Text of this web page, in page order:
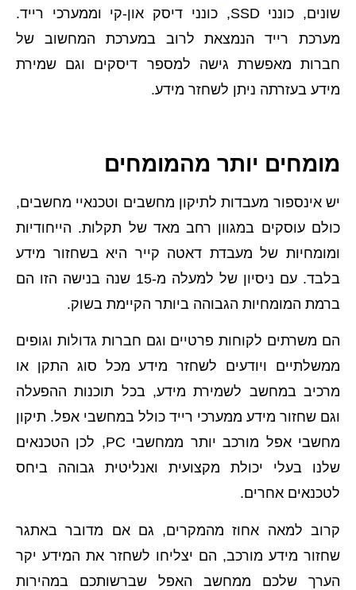
שונים, כונני SSD, כונני דיסק און-קי וממערכי רייד.
מערכת רייד הנמצאת לרוב במערכת המחשוב של
חברות מאפשרת גישה למספר דיסקים וגם שמירת
מידע בעזרתה ניתן לשחזר מידע.
מומחים יותר מהמומחים
יש אינספור מעבדות לתיקון מחשבים וטכנאיי מחשבים,
כולם עוסקים במגוון רחב מאד של תקלות. הייחודיות
ומומחיות של מעבדת דאטה קייר היא בשחזור מידע
בלבד. עם ניסיון של למעלה מ-15 שנה בנישה הזו הם
ברמת המומחיות הגבוהה ביותר הקיימת בשוק.
הם משרתים לקוחות פרטיים וגם חברות גדולות וגופים
ממשלתיים ויודעים לשחזר מידע מכל סוג התקן או
מרכיב במחשב לשמירת מידע, בכל תוכנות ההפעלה
וגם שחזור מידע ממערכי רייד כולל במחשבי אפל. תיקון
מחשבי אפל מורכב יותר ממחשבי PC, לכן הטכנאים
שלנו בעלי יכולת מקצועית ואנליטית גבוהה ביחס
לטכנאים אחרים.
קרוב למאה אחוז מהמקרים, גם אם מדובר באתגר
שחזור מידע מורכב, הם יצליחו לשחזר את המידע יקר
הערך שלכם ממחשב האפל שברשותכם במהירות